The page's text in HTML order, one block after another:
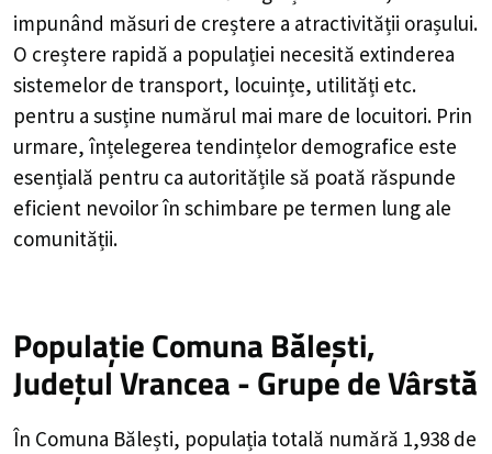
impunând măsuri de creștere a atractivității orașului.
O creștere rapidă a populației necesită extinderea
sistemelor de transport, locuințe, utilități etc.
pentru a susține numărul mai mare de locuitori. Prin
urmare, înțelegerea tendințelor demografice este
esențială pentru ca autoritățile să poată răspunde
eficient nevoilor în schimbare pe termen lung ale
comunității.
Populație Comuna Bălești,
Județul Vrancea - Grupe de Vârstă
În Comuna Bălești, populația totală numără 1,938 de